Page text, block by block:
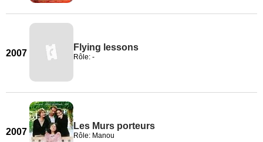
2007
Flying lessons
Rôle: -
2007
Les Murs porteurs
Rôle: Manou